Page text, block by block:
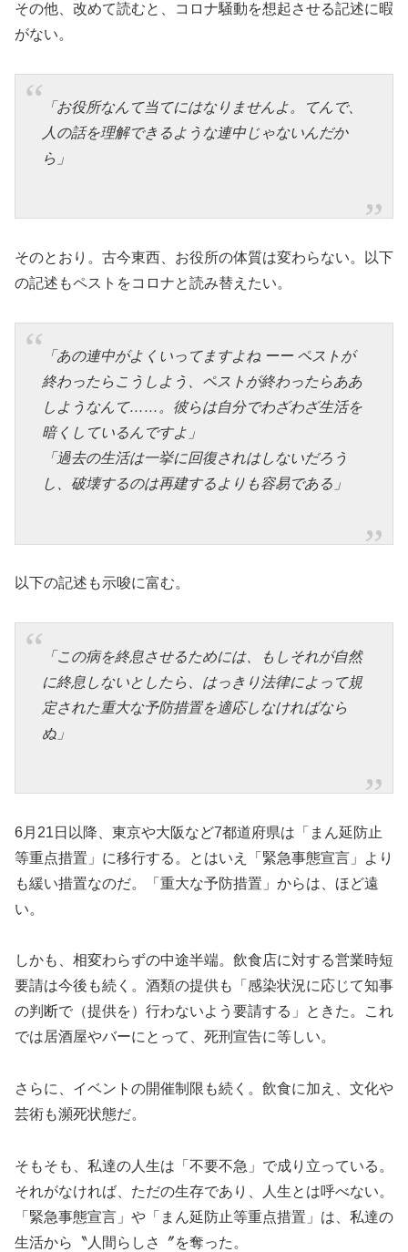
その他、改めて読むと、コロナ騒動を想起させる記述に暇
がない。
「お役所なんて当てにはなりませんよ。てんで、
人の話を理解できるような連中じゃないんだか
ら」
そのとおり。古今東西、お役所の体質は変わらない。以下
の記述もペストをコロナと読み替えたい。
「あの連中がよくいってますよね ーー ペストが
終わったらこうしよう、ペストが終わったらああ
しようなんて……。彼らは自分でわざわざ生活を
暗くしているんですよ」
「過去の生活は一挙に回復されはしないだろう
し、破壊するのは再建するよりも容易である」
以下の記述も示唆に富む。
「この病を終息させるためには、もしそれが自然
に終息しないとしたら、はっきり法律によって規
定された重大な予防措置を適応しなければなら
ぬ」
6月21日以降、東京や大阪など7都道府県は「まん延防止
等重点措置」に移行する。とはいえ「緊急事態宣言」より
も緩い措置なのだ。「重大な予防措置」からは、ほど遠
い。
しかも、相変わらずの中途半端。飲食店に対する営業時短
要請は今後も続く。酒類の提供も「感染状況に応じて知事
の判断で（提供を）行わないよう要請する」ときた。これ
では居酒屋やバーにとって、死刑宣告に等しい。
さらに、イベントの開催制限も続く。飲食に加え、文化や
芸術も瀕死状態だ。
そもそも、私達の人生は「不要不急」で成り立っている。
それがなければ、ただの生存であり、人生とは呼べない。
「緊急事態宣言」や「まん延防止等重点措置」は、私達の
生活から〝人間らしさ〞を奪った。